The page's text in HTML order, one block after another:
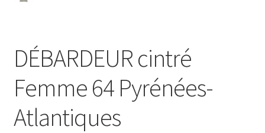
DÉBARDEUR cintré
Femme 64 Pyrénées-
Atlantiques